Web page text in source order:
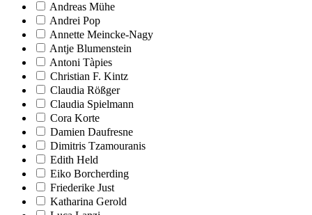
Andreas Mühe
Andrei Pop
Annette Meincke-Nagy
Antje Blumenstein
Antoni Tàpies
Christian F. Kintz
Claudia Rößger
Claudia Spielmann
Cora Korte
Damien Daufresne
Dimitris Tzamouranis
Edith Held
Eiko Borcherding
Friederike Just
Katharina Gerold